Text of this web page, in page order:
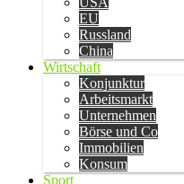
EU
Russland
China
Wirtschaft
Konjunktur
Arbeitsmarkt
Unternehmen
Börse und Co
Immobilien
Konsum
Sport